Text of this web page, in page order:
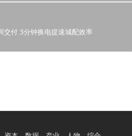
交付 3分钟换电提速城配效率